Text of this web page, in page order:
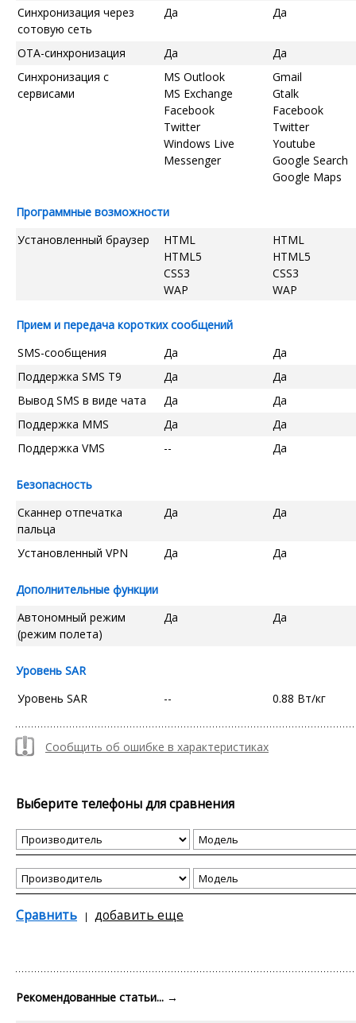
Синхронизация через
сотовую сеть
Да Да
OTA-синхронизация Да
Да
Синхронизация с
сервисами
MS Outlook
MS Exchange
Facebook
Twitter
Windows Live
Messenger
Gmail
Gtalk
Facebook
Twitter
Youtube
Google Search
Google Maps
Программные возможности
Установленный браузер
HTML
HTML5
CSS3
WAP
HTML
HTML5
CSS3
WAP
Прием и передача коротких сообщений
SMS-сообщения
Да
Да
Поддержка SMS T9
Да
Да
Вывод SMS в виде чата
Да
Да
Поддержка MMS
Да
Да
Поддержка VMS
-- Да
Безопасность
Сканнер отпечатка
пальца
Да Да
Установленный VPN Да Да
Дополнительные функции
Автономный режим
(режим полета)
Да Да
Уровень SAR
Уровень SAR
-- 0.88 Вт/кг
Сообщить об ошибке в характеристиках
Выберите телефоны для сравнения
Сравнить добавить еще
Рекомендованные статьи... →